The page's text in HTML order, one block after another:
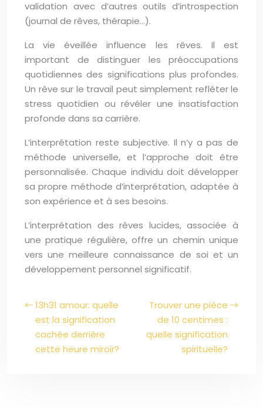
validation avec d’autres outils d’introspection
(journal de rêves, thérapie…).
La vie éveillée influence les rêves. Il est
important de distinguer les préoccupations
quotidiennes des significations plus profondes.
Un rêve sur le travail peut simplement refléter le
stress quotidien ou révéler une insatisfaction
profonde dans sa carrière.
L’interprétation reste subjective. Il n’y a pas de
méthode universelle, et l’approche doit être
personnalisée. Chaque individu doit développer
sa propre méthode d’interprétation, adaptée à
son expérience et à ses besoins.
L’interprétation des rêves lucides, associée à
une pratique régulière, offre un chemin unique
vers une meilleure connaissance de soi et un
développement personnel significatif.
13h31 amour: quelle
est la signification
cachée derrière
cette heure miroir?
Trouver une pièce
de 10 centimes :
quelle signification
spirituelle?